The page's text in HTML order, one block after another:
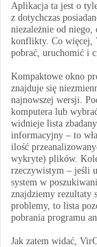
Aplikacja ta jest o
z dotychczas
niezależnie od
konflikty. Co więcej,
pobrać, uruchomić i
Kompaktowe okno
znajduje się
najnowszej wersji.
komputera lub
widnieje lista
informacyjny – to
ilość
wykryte) plików.
rzeczywistym – jeśli
system w
znajdziemy rezultaty
problemy, to lista
pobrania programu
Jak zatem widać,